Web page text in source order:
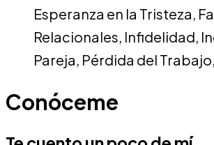
Esperanza en la Tristeza,
Relacionales, Infidelidad,
Pareja, Pérdida del Trabajo,
Conóceme